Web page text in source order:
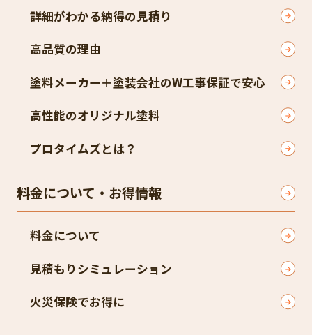
詳細がわかる納得の見積り
高品質の理由
塗料メーカー＋塗装会社のW工事保証で安心
高性能のオリジナル塗料
プロタイムズとは？
料金について・お得情報
料金について
見積もりシミュレーション
火災保険でお得に